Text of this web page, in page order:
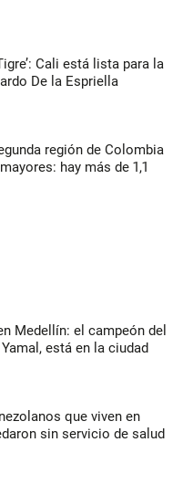
Cali está lista para la
De la Espriella
región de Colombia
hay más de 1,1
Medellín: el campeón del
está en la ciudad
que viven en
sin servicio de salud